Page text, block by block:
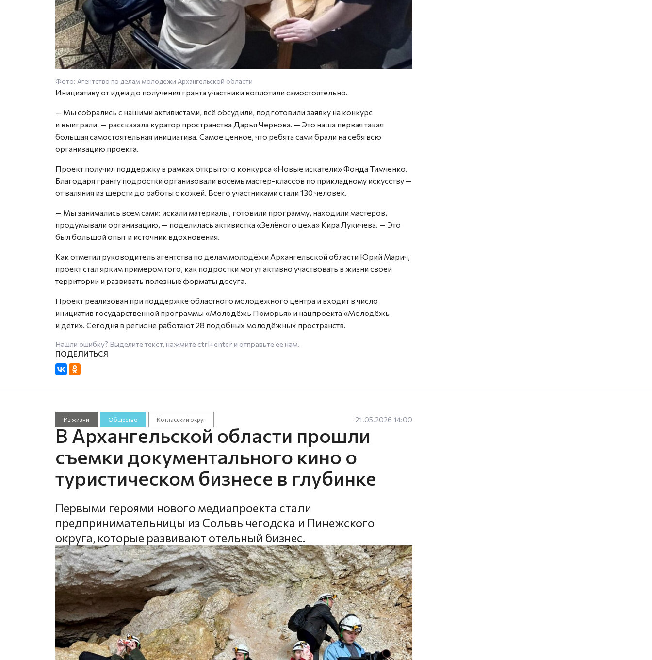
Фото: Агентство по делам молодежи Архангельской области
Инициативу от идеи до получения гранта участники воплотили самостоятельно.
— Мы собрались с нашими активистами, всё обсудили, подготовили заявку на конкурс
и выиграли, — рассказала куратор пространства Дарья Чернова. — Это наша первая такая
большая самостоятельная инициатива. Самое ценное, что ребята сами брали на себя всю
организацию проекта.
Проект получил поддержку в рамках открытого конкурса «Новые искатели» Фонда Тимченко.
Благодаря гранту подростки организовали восемь мастер-классов по прикладному искусству —
от валяния из шерсти до работы с кожей. Всего участниками стали 130 человек.
— Мы занимались всем сами: искали материалы, готовили программу, находили мастеров,
продумывали организацию, — поделилась активистка «Зелёного цеха» Кира Лукичева. — Это
был большой опыт и источник вдохновения.
Как отметил руководитель агентства по делам молодёжи Архангельской области Юрий Марич,
проект стал ярким примером того, как подростки могут активно участвовать в жизни своей
территории и развивать полезные форматы досуга.
Проект реализован при поддержке областного молодёжного центра и входит в число
инициатив государственной программы «Молодёжь Поморья» и нацпроекта «Молодёжь
и дети». Сегодня в регионе работают 28 подобных молодёжных пространств.
Нашли ошибку? Выделите текст, нажмите ctrl+enterи отправьте ее нам.
Из жизни Общество Котласский округ 21.05.2026 14:00
В Архангельской области прошли
съемки документального кино о
туристическом бизнесе в глубинке
Первыми героями нового медиапроекта стали
предпринимательницы из Сольвычегодска и Пинежского
округа, которые развивают отельный бизнес.